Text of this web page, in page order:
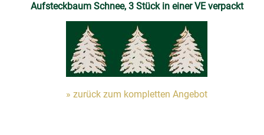
Aufsteckbaum Schnee, 3 Stück in einer VE verpackt
» zurück zum kompletten Angebot